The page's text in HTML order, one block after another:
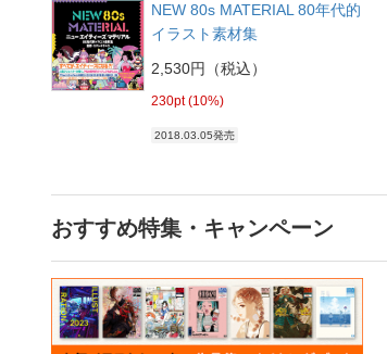
NEW 80s MATERIAL 80年代的
イラスト素材集
2,530円（税込）
230pt (10%)
2018.03.05発売
おすすめ特集・キャンペーン